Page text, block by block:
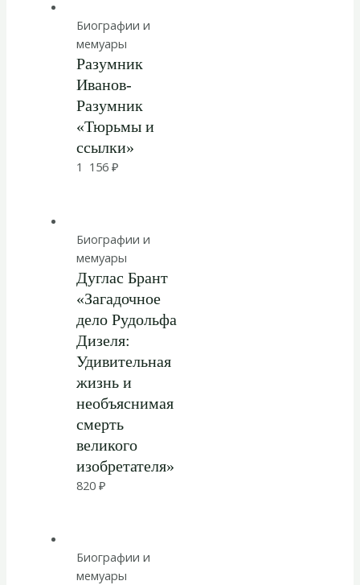
Биографии и
мемуары
Разумник
Иванов-
Разумник
«Тюрьмы и
ссылки»
1 156₽
Биографии и
мемуары
Дуглас Брант
«Загадочное
дело Рудольфа
Дизеля:
Удивительная
жизнь и
необъяснимая
смерть
великого
изобретателя»
820₽
Биографии и
мемуары